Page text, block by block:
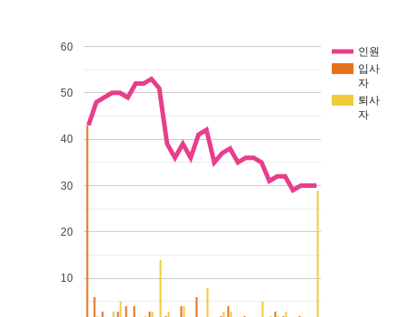
인원
입사
자
퇴사
자
10
20
30
40
50
60